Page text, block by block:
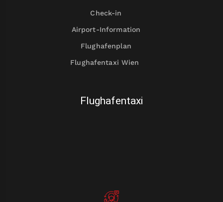
Check-in
Airport-Information
Flughafenplan
Flughafentaxi Wien
Flughafentaxi